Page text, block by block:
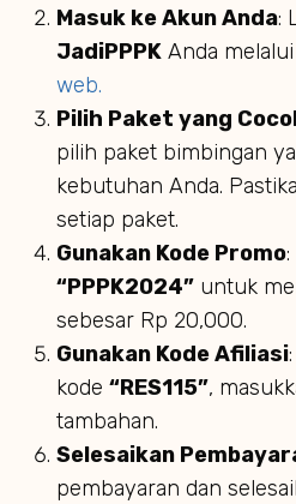
Masuk ke Akun Anda:
JadiPPPK Anda
web.
Pilih Paket yang
pilih paket bimbingan
kebutuhan Anda.
setiap paket.
Gunakan Kode Promo
“PPPK2024” untuk
sebesar Rp 20,000.
Gunakan Kode Afiliasi
kode “RES115”,
tambahan.
Selesaikan
pembayaran dan